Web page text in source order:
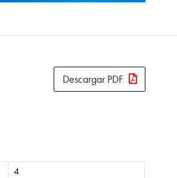
Descargar PDF
4